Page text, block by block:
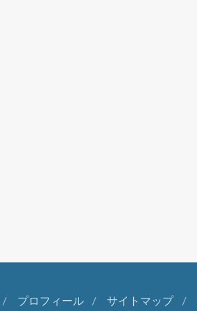
プロフィール サイトマップ